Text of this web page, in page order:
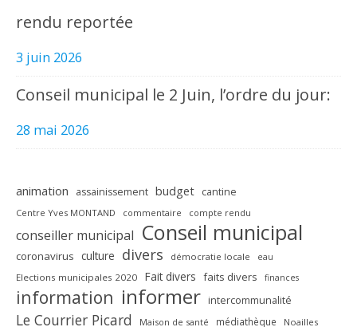
rendu reportée
3 juin 2026
Conseil municipal le 2 Juin, l’ordre du jour:
28 mai 2026
animation assainissement budget cantine
Centre Yves MONTAND commentaire compte rendu
conseiller municipal Conseil municipal
coronavirus culture divers démocratie locale eau
Elections municipales 2020 Fait divers faits divers finances
information informer intercommunalité
Le Courrier Picard Maison de santé médiathèque Noailles